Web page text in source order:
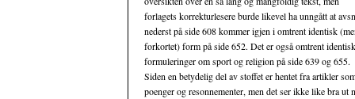
forlagets korrekturlesere burde likevel ha unngått at
nederst på side 608 kommer igjen i omtrent identisk
forkortet) form på side 652. Det er også omtrent
formuleringer om sport og religion på side 639 og 655.
Siden en betydelig del av stoffet er hentet fra artikler
poenger og resonnementer, men det ser ikke like bra ut